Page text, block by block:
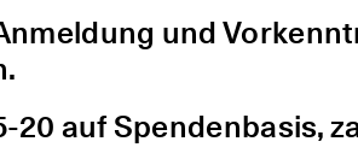
und
20 auf Spendenbasis,